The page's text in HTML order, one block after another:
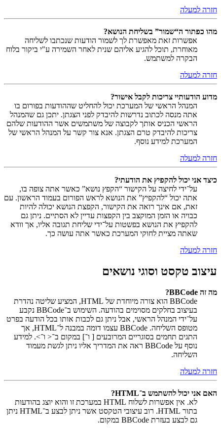
חזרה למעלה
מהו כפתור ה“שמור” בשליחת הנושא?
אפשרות זאת מאפשרת לך לשמור הודעות שנכתבו לשליחה
מאוחרת, תוכל להגיע אליהם שנית לאחר השמירה ע"י ביקור בלוח
הבקרה למשתמש.
חזרה למעלה
מדוע הודעותיי צריכות לקבל אישור?
המנהל הראשי של המערכת יכול להחליט שההודעות בפורום בו
אתה מנסה לכתוב נדרשות להיבדק לפני הצגתן. יתכן גם שהמנהל
הראשי הכניס אותך לקבוצה של משתמשים אשר ההודעות שלהם
צריכות להיבדק טרם הצגתן. אנא צור קשר על המנהל הראשי של
המערכת למידע נוסף.
חזרה למעלה
כיצד אני יכול להקפיץ את הודעתי?
על־ידי לחיצה על הקישור “הקפץ נושא” כאשר אתה צופה בו,
אתה יכול “להקפיץ” את הנושא לראש הפורום בעמוד הראשון. עם
זאת, אם אינך רואה את הקישור, הקפצת הנושא יכולה להיות
כבויה או הזמן המוקצב בין הקפצות עדיין לא הסתיים. ניתן גם
להקפיץ את הנושא בפשטות על־ידי שליחת תגובה אליו, אך וודא
שאתה מציית לחוקי המערכת כאשר אתה עושה כך.
חזרה למעלה
עיצוב טקסט וסוגי נושאים
מה זה BBCode?
BBCode הוא צורה מיוחדת של HTML, המציע שליטה נהדרת
בעיצוב בחלקים מסוימים בהודעה. השימוש ב־BBCode נקבע
על־ידי המנהל הראשי, אבל ניתן גם לכבות אותו בכל הודעה בפרט
מטופס השליחה. BBCode עצמו דומה במבנה ל־HTML, אך
התגים תחמים בסוגריים המרובעים [ ו־] במקום ב־< ו־>. למידע
נוסף על BBCode ראה את המדריך אליו ניתן לגשת מעמוד
השליחה.
חזרה למעלה
האם אני יכול להשתמש ב־HTML?
לא. אין אפשרות לשלוח HTML במערכת זו והוא יוצג בהודעות
בתור HTML. רוב עיצובי הטקסט אשר ניתן לבצע ב־HTML ניתן
גם לבצע בעזרת BBCode במקום.